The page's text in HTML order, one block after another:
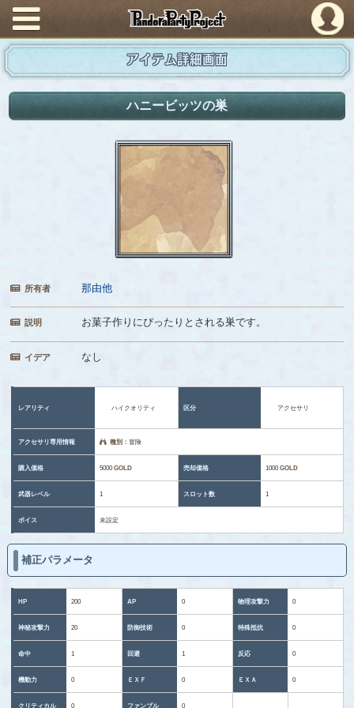
PandoraPartyProject
アイテム詳細画面
ハニービッツの巣
所有者 那由他
説明 お菓子作りにぴったりとされる巣です。
イデア なし
レアリティ ハイクオリティ 区分 アクセサリ
アクセサリ専用情報 種別： 冒険
購入価格 5000GOLD 売却価格 1000GOLD
武器レベル 1 スロット数 1
ボイス 未設定
補正パラメータ
HP 200 AP 0 物理攻撃力 0
神秘攻撃力 20 防御技術 0 特殊抵抗 0
命中 1 回避 1 反応 0
機動力 0 ＥＸＦ 0 ＥＸＡ 0
クリティカル 0 ファンブル 0